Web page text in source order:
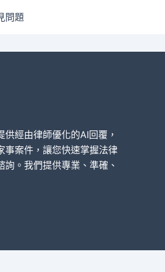
問題
經由律師優化的AI回覆，
事案件，讓您快速掌握法律
。我們提供專業、準確、